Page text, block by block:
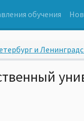
обучения
и